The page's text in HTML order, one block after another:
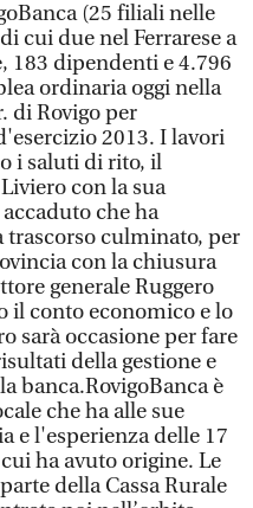
(25 filiali nelle
cui due nel Ferrarese a
183 dipendenti e 4.796
ordinaria oggi nella
di Rovigo per
2013. I lavori
i saluti di rito, il
con la sua
che ha
trascorso culminato, per
con la chiusura
generale Ruggero
il conto economico e lo
sarà occasione per fare
della gestione e
banca.RovigoBanca è
che ha alle sue
e l'esperienza delle 17
ha avuto origine. Le
della Cassa Rurale